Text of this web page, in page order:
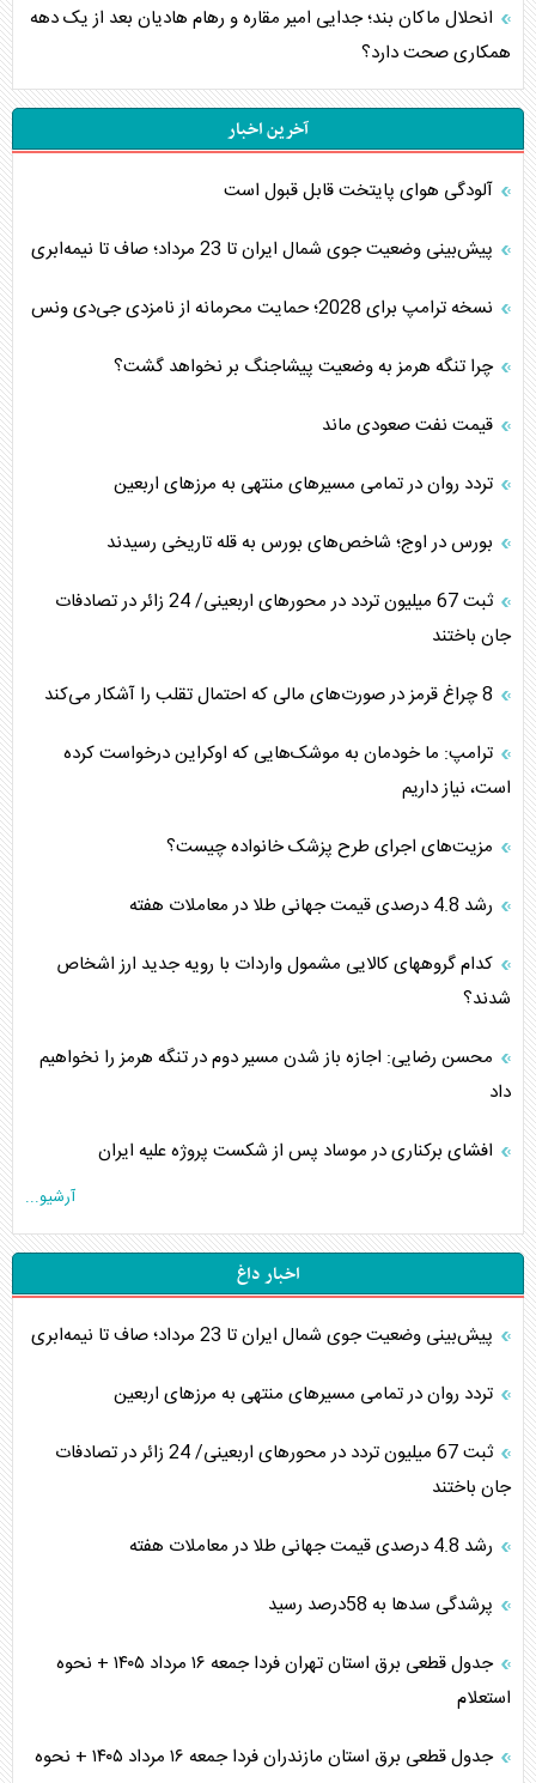
انحلال ماکان بند؛ جدایی امیر مقاره و رهام هادیان بعد از یک دهه
همکاری صحت دارد؟
آخرین اخبار
آلودگی هوای پایتخت قابل قبول است
پیش‌بینی وضعیت جوی شمال ایران تا 23 مرداد‌؛ صاف تا نیمه‌ابری
نسخه ترامپ برای 2028؛ حمایت محرمانه از نامزدی جی‌دی ونس
چرا تنگه هرمز به وضعیت پیشاجنگ بر نخواهد گشت؟
قیمت نفت صعودی ماند
تردد روان در تمامی مسیرهای منتهی به مرزهای اربعین
بورس در اوج؛ شاخص‌های بورس به قله تاریخی رسیدند
‌‌ثبت 67 میلیون تردد در محورهای اربعینی/ 24 زائر در تصادفات
جان باختند
ترامپ: ما خودمان به موشک‌هایی که اوکراین درخواست کرده
است، نیاز داریم
مزیت‌های اجرای طرح پزشک خانواده چیست؟
رشد 4.8 درصدی قیمت جهانی طلا در معاملات هفته
کدام گروههای کالایی مشمول واردات با رویه جدید ارز اشخاص
شدند؟
محسن رضایی: اجازه باز شدن مسیر دوم در تنگه هرمز را نخواهیم
داد
افشای برکناری در موساد پس از شکست پروژه علیه ایران
آرشیو...
اخبار داغ
پیش‌بینی وضعیت جوی شمال ایران تا 23 مرداد‌؛ صاف تا نیمه‌ابری
تردد روان در تمامی مسیرهای منتهی به مرزهای اربعین
‌‌ثبت 67 میلیون تردد در محورهای اربعینی/ 24 زائر در تصادفات
جان باختند
رشد 4.8 درصدی قیمت جهانی طلا در معاملات هفته
پرشدگی سدها به 58درصد رسید
جدول قطعی برق استان تهران فردا جمعه ۱۶ مرداد ۱۴۰۵ + نحوه
استعلام
جدول قطعی برق استان مازندران فردا جمعه ۱۶ مرداد ۱۴۰۵ + نحوه